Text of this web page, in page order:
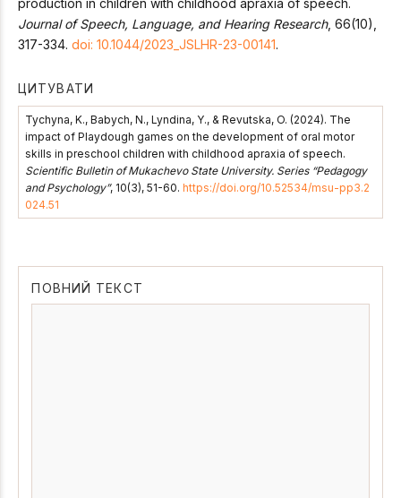
Journal of Speech, Language, and Hearing Research, 66(10),
317-334. doi: 10.1044/2023_JSLHR-23-00141.
ЦИТУВАТИ
Tychyna, K., Babych, N., Lyndinа, Y., & Revutska, O. (2024). The
impact of Playdough games on the development of oral motor
skills in preschool children with childhood apraxia of speech.
Scientific Bulletin of Mukachevo State University. Series “Pedagogy
and Psychology”, 10(3), 51-60. https://doi.org/10.52534/msu-pp3.2
024.51
ПОВНИЙ ТЕКСТ